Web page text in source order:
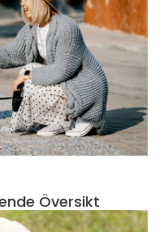
Djupgående Översikt